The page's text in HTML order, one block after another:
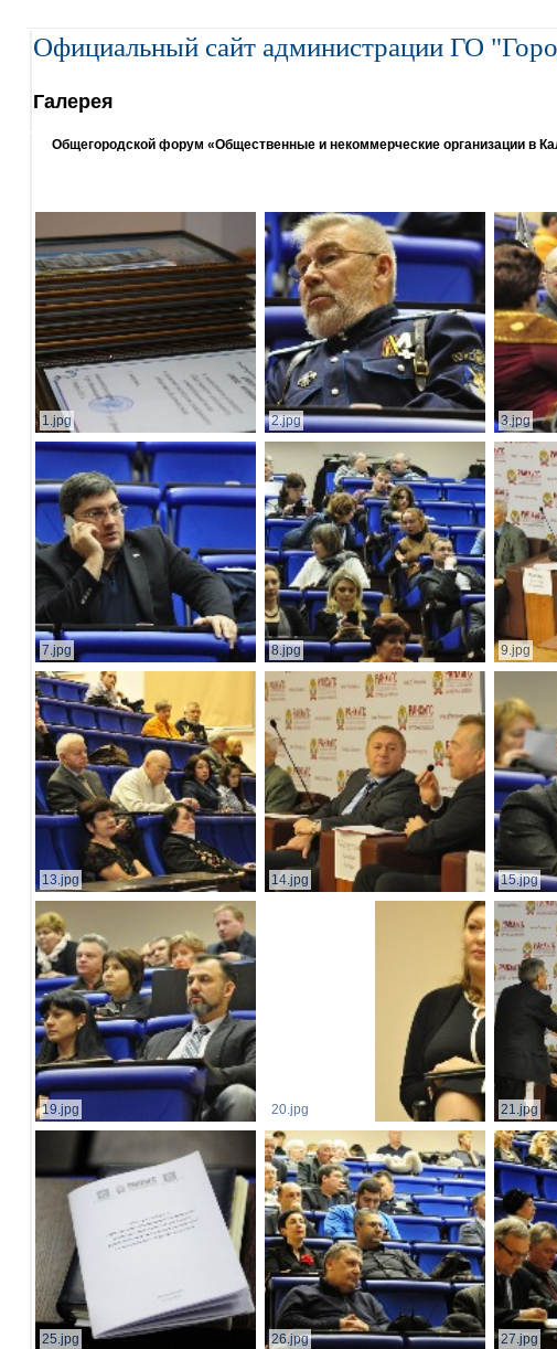
Официальный сайт администрации ГО
Галерея
Общегородской форум «Общественные и некоммерческие организации в
1.jpg 2.jpg 3.jpg
7.jpg 8.jpg 9.jpg
13.jpg 14.jpg 15.jpg
19.jpg 20.jpg 21.jpg
25.jpg 26.jpg 27.jpg